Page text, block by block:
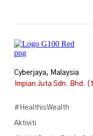
Cyberjaya, Malaysia
Impian Juta Sdn. Bhd.
#HealthisWealth
Aktiviti